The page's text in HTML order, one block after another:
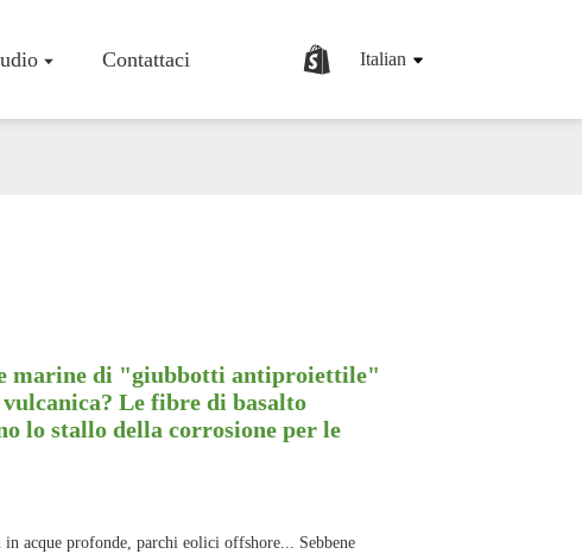
Contattaci Italian
Tappetino In Fibra Di Basalto
Roving In Fibra Di Basalto
Fibre Di Basalto Tagliate A Strisce
Prodotti In Fibra Di Basalto
marine di "giubbotti antiproiettile"
Le fibre di basalto
lo stallo della corrosione per le
acque profonde, parchi eolici offshore... Sebbene